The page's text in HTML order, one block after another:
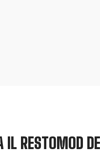
RESTOMOD